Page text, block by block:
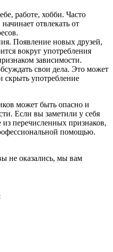
работе, хобби. Часто
отвлекать от
Появление новых друзей,
вокруг употребления
зависимости.
свои дела. Это может
скрыть употребление
может быть опасно и
Если вы заметили у себя
перечисленных признаков,
помощью.
не оказались, мы вам